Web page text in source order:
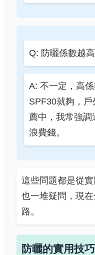
Q: 防曬係數越
A: 不一定，高
SPF30就夠，
薦中，我常強
浪費錢。
這些問題都是從
也一堆疑問，現
路。
防曬的實用技